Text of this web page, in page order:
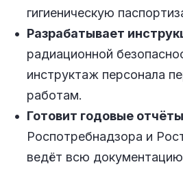
гигиеническую
Разрабатывает
радиационной
инструктаж персонала
работам.
Готовит годовые отчёты
Роспотребнадзора и
ведёт всю